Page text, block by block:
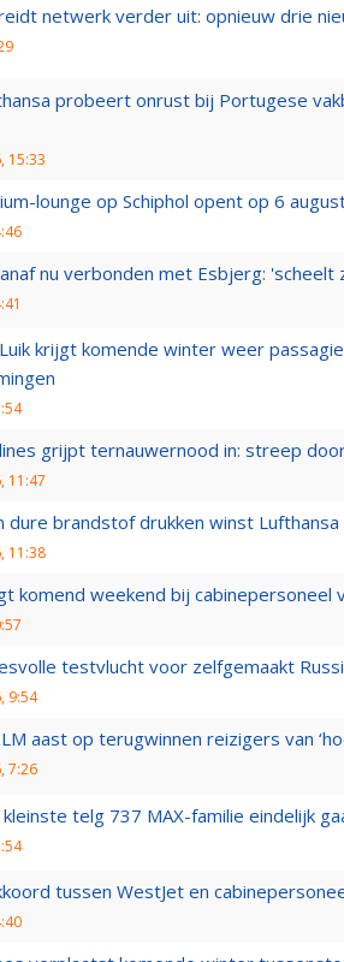
netwerk verder uit: opnieuw drie
probeert onrust bij Portugese
15:33
lounge op Schiphol opent op 6
nu verbonden met Esbjerg: 'scheelt
krijgt komende winter weer
grijpt ternauwernood in: streep
11:47
dure brandstof drukken winst
11:38
komend weekend bij cabinepersoneel
testvlucht voor zelfgemaakt
9:54
aast op terugwinnen reizigers van
7:26
telg 737 MAX-familie eindelijk
tussen WestJet en